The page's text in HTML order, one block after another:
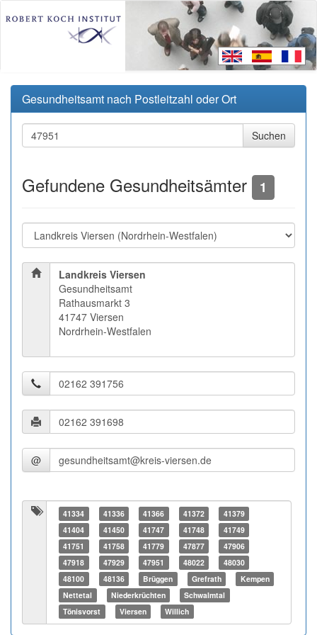
Gesundheitsamt nach Postleitzahl oder Ort
Gefundene Gesundheitsämter 1
Landkreis Viersen
Gesundheitsamt
Rathausmarkt 3
41747 Viersen
Nordrhein-Westfalen
@
41334 41336 41366 41372
41379
41404
41450 41747 41748
41749
41751
41758 41779 47877
47906
47918
47929 47951 48022
48030
48100
48136 Brüggen Grefrath
Kempen
Nettetal
Niederkrüchten
Schwalmtal
Tönisvorst
Viersen Willich